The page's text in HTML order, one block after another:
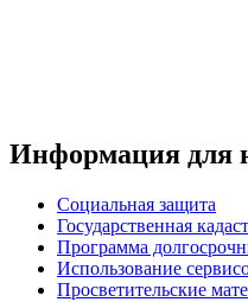
Информация для
Социальная защита
Государственная
Программа
Использование
Просветительские